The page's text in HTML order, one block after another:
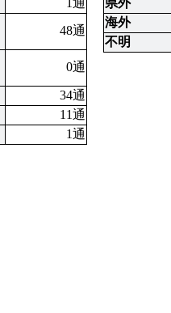
1通
48通
0通
34通
11通
1通
県外
海外
不明